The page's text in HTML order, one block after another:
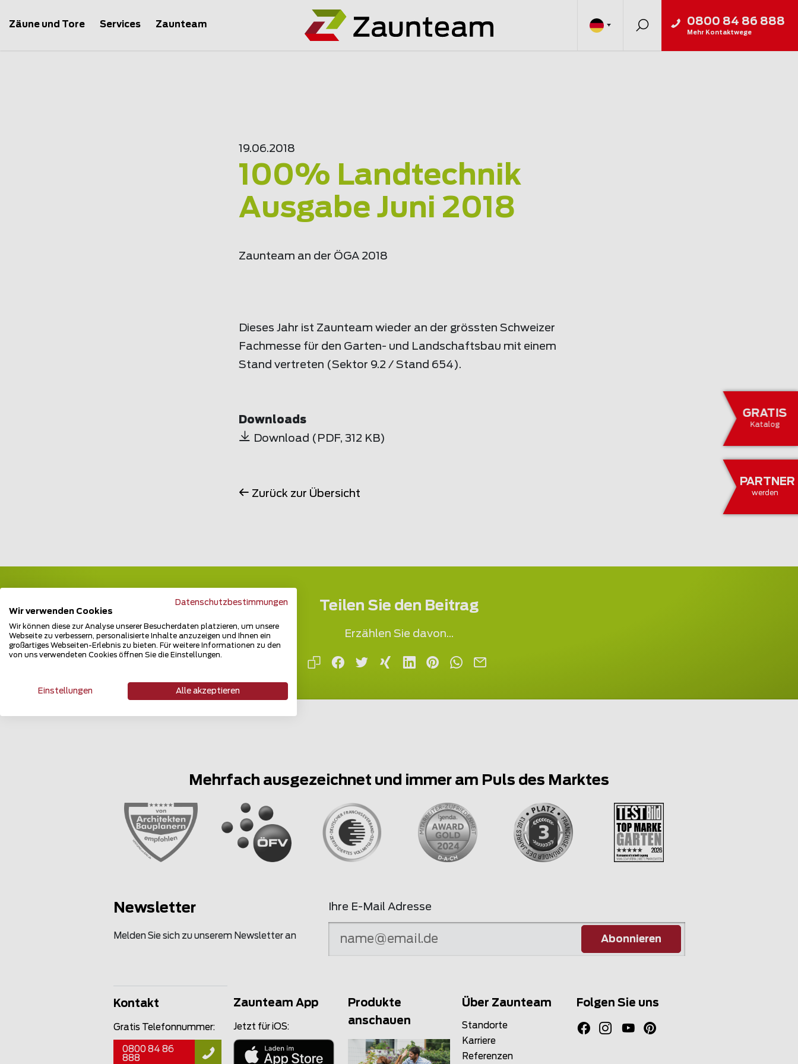
GRATIS
Katalog
PARTNER
werden
Zäune und Tore Services Zaunteam 0800 84 86 888
Mehr Kontaktwege
19.06.2018
100% Landtechnik
Ausgabe Juni 2018
Zaunteam an der ÖGA 2018
Dieses Jahr ist Zaunteam wieder an der grössten Schweizer
Fachmesse für den Garten- und Landschaftsbau mit einem
Stand vertreten (Sektor 9.2 / Stand 654).
Downloads
Download ( PDF, 312 KB)
Zurück zur Übersicht
Teilen Sie den Beitrag
Erzählen Sie davon...
Mehrfach ausgezeichnet und immer am Puls des Marktes
Newsletter
Melden Sie sich zu unserem Newsletter an
Ihre E-Mail Adresse
Abonnieren
Kontakt
Gratis Telefonnummer:
0800 84 86
888
Zaunteam App
Jetzt für iOS:
Produkte
anschauen
Über Zaunteam
Standorte
Karriere
Referenzen
Folgen Sie uns
Datenschutzbestimmungen
Wir verwenden Cookies
Wir können diese zur Analyse unserer Besucherdaten platzieren, um unsere
Webseite zu verbessern, personalisierte Inhalte anzuzeigen und Ihnen ein
großartiges Webseiten-Erlebnis zu bieten. Für weitere Informationen zu den
von uns verwendeten Cookies öffnen Sie die Einstellungen.
Einstellungen Alle akzeptieren